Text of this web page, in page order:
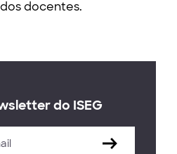
docentes.
do ISEG